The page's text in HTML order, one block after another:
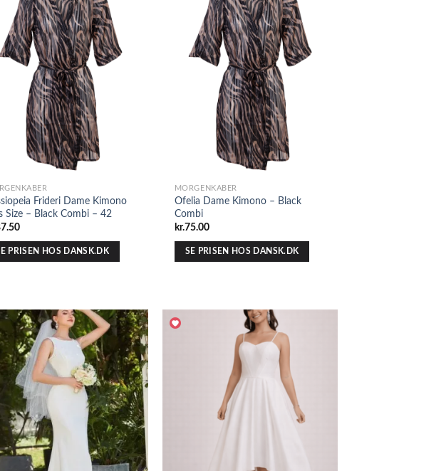
Frideri Dame Kimono
Size – Black Combi – 42
PRISEN HOS DANSK.DK
MORGENKÅBER
Ofelia Dame Kimono – Black
Combi
kr.75.00
SE PRISEN HOS DANSK.DK